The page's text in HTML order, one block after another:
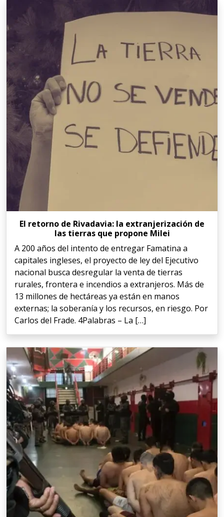
El retorno de Rivadavia: la extranjerización de
las tierras que propone Milei
A 200 años del intento de entregar Famatina a
capitales ingleses, el proyecto de ley del Ejecutivo
nacional busca desregular la venta de tierras
rurales, frontera e incendios a extranjeros. Más de
13 millones de hectáreas ya están en manos
externas; la soberanía y los recursos, en riesgo. Por
Carlos del Frade. 4Palabras – La […]